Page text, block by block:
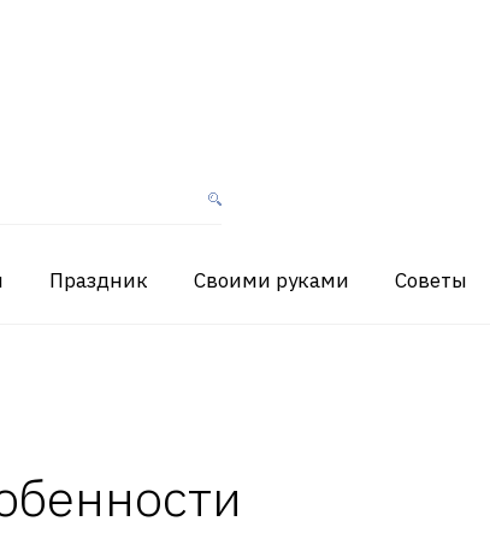
Праздник Своими руками Советы